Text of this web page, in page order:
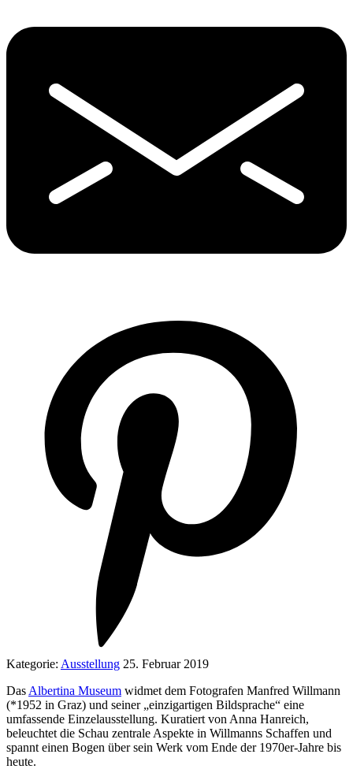
Kategorie: Ausstellung 25. Februar 2019
Das Albertina Museum widmet dem Fotografen Manfred Willmann
(*1952 in Graz) und seiner „einzigartigen Bildsprache“ eine
umfassende Einzelausstellung. Kuratiert von Anna Hanreich,
beleuchtet die Schau zentrale Aspekte in Willmanns Schaffen und
spannt einen Bogen über sein Werk vom Ende der 1970er-Jahre bis
heute.